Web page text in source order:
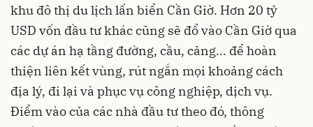
khu đô thị du lịch lấn biển Cần Giờ. Hơn 20 tỷ
USD vốn đầu tư khác cũng sẽ đổ vào Cần Giờ qua
các dự án hạ tầng đường, cầu, cảng... để hoàn
thiện liên kết vùng, rút ngắn mọi khoảng cách
địa lý, đi lại và phục vụ công nghiệp, dịch vụ.
Điểm vào của các nhà đầu tư theo đó, thông